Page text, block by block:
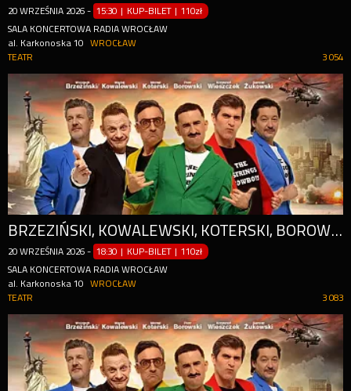
20 WRZEŚNIA 2026 - 15:30 | KUP-BILET |110zł
SALA KONCERTOWA RADIA WROCŁAW
al. Karkonoska 10
WROCŁAW
3 054
TEATR
BRZEZIŃSKI, KOWALEWSKI, KOTERSKI, BOROWSKI, WIESZCZEK, ŻUKOWSKI
20 WRZEŚNIA 2026 - 18:30 | KUP-BILET |110zł
SALA KONCERTOWA RADIA WROCŁAW
al. Karkonoska 10
WROCŁAW
3 083
TEATR